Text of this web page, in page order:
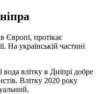
Європі, протікає
На українській частині
вода влітку в Дніпрі добре
Влітку 2020 року